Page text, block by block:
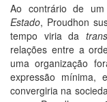
Ao contrário de
Estado, Proudhon
tempo viria da
relações entre a
uma organização
expressão mínima,
convergiria na